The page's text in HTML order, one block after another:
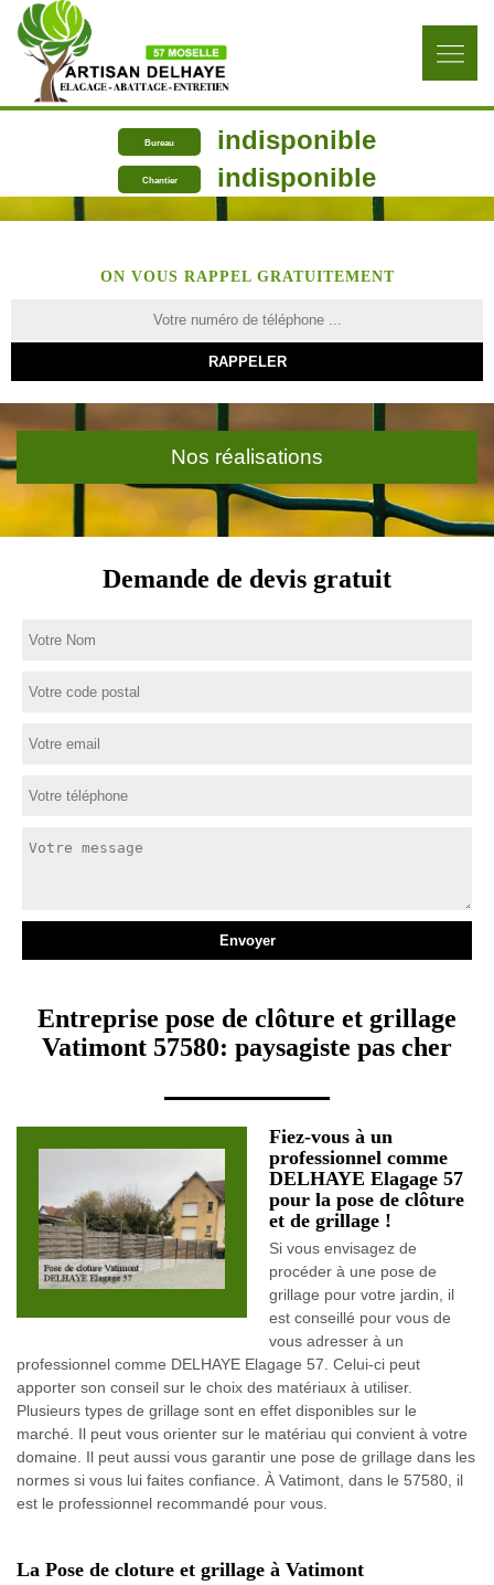
Bureau indisponible
Chantier indisponible
ON VOUS RAPPEL GRATUITEMENT
Nos réalisations
Demande de devis gratuit
Entreprise pose de clôture et grillage
Vatimont 57580: paysagiste pas cher
Fiez-vous à un
professionnel comme
DELHAYE Elagage 57
pour la pose de clôture
et de grillage !
Si vous envisagez de
procéder à une pose de
grillage pour votre jardin, il
est conseillé pour vous de
vous adresser à un
professionnel comme DELHAYE Elagage 57. Celui-ci peut
apporter son conseil sur le choix des matériaux à utiliser.
Plusieurs types de grillage sont en effet disponibles sur le
marché. Il peut vous orienter sur le matériau qui convient à votre
domaine. Il peut aussi vous garantir une pose de grillage dans les
normes si vous lui faites confiance. À Vatimont, dans le 57580, il
est le professionnel recommandé pour vous.
La Pose de cloture et grillage à Vatimont